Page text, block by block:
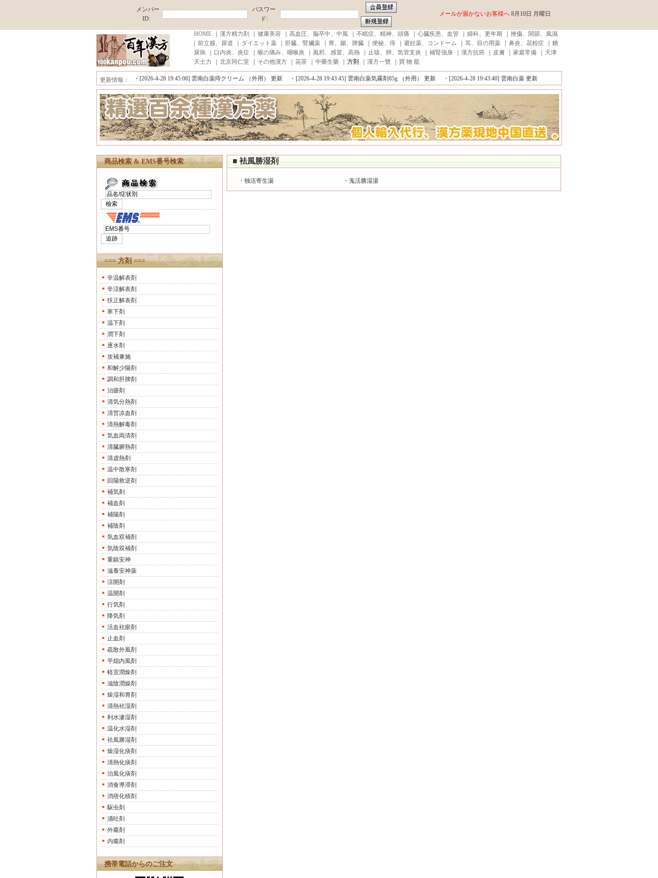
メンバー
ID:
パスワー
ド:
メールが届かないお客様へ 8月10日 月曜日
HOME| 漢方精力剤 健康美容 高血圧、脳卒中、中風| 不眠症、精神、頭痛 心臓疾患、血管| 婦科、更年期
挫傷、関節、風濕
前立腺、尿道 ダイエット薬| 肝臓、腎臟薬| 胃、腸、脾臓| 便秘、痔| 避妊薬、コンドーム 耳、目の用薬| 鼻炎、花粉症
糖
尿病
口内炎、炎症 喉の痛み、咽喉炎 風邪、感冒、高熱| 止咳、肺、気管支炎 補腎強身| 漢方抗癌| 皮膚| 家庭常備|
天津
天士力
北京同仁堂| その他漢方| 花茶| 中藥生藥| 方剤 漢方一覽 買 物 籠
更新情報：
■中国原産地直売,薄利多売！ ■消費税、代行手数料が無料!■注文商品到着100%保証！■極力即日発送!
・[2026-7-20 15:52:17]
雪域藏宝 更新・[2026-7-6 20:47:31] プロコミル スプレー (外用) 更新・[2026-7-5 12:04:17]
・[2026-7-5 12:02:15]珊瑚癬浄 （外用） 更新・[2026-7-2 10:35:14]馬応龍麝香痔瘡膏 （外用） 更新・[2026-5-23 23:04:34]雲南白薬カプセル 更新
・[2026-4-28 19:45:08] 雲南白薬痔クリーム （外用） 更新 ・[2026-4-28 19:43:45] 雲南白薬気霧剤85g （外用） 更新 ・[2026-4-28 19:43:40] 雲南白薬 更新
■中国原産地直売,薄利多売！ ■消費税、代行手数料が無料!■注文商品到着100%保証！■極力即日発送!
商品検索 & EMS番号検索
=== 方剤 ===
辛温解表剤
辛涼解表剤
扶正解表剤
寒下剤
温下剤
潤下剤
逐水剤
攻補兼施
和解少陽剤
調和肝脾剤
治瘧剤
清気分熱剤
清営凉血剤
清熱解毒剤
気血両清剤
清臓腑熱剤
清虚熱剤
温中散寒剤
回陽救逆剤
補気剤
補血剤
補陽剤
補陰剤
気血双補剤
気陰双補剤
重鎮安神
滋養安神薬
涼開剤
温開剤
行気剤
降気剤
活血袪瘀剤
止血剤
疏散外風剤
平熄内風剤
軽宜潤燥剤
滋陰潤燥剤
燥湿和胃剤
清熱袪湿剤
利水滲湿剤
温化水湿剤
袪風勝湿剤
燥湿化痰剤
清熱化痰剤
治風化痰剤
消食導滞剤
消痞化積剤
駆虫剤
涌吐剤
外瘍剤
内瘍剤
携帯電話からのご注文
■ 袪風勝湿剤
・ 独活寄生湯 ・ 羗活勝湿湯